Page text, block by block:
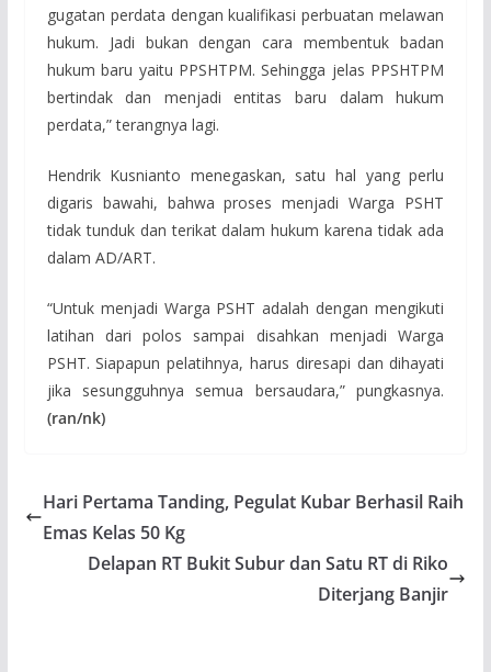
gugatan perdata dengan kualifikasi perbuatan melawan
hukum. Jadi bukan dengan cara membentuk badan
hukum baru yaitu PPSHTPM. Sehingga jelas PPSHTPM
bertindak dan menjadi entitas baru dalam hukum
perdata,” terangnya lagi.
Hendrik Kusnianto menegaskan, satu hal yang perlu
digaris bawahi, bahwa proses menjadi Warga PSHT
tidak tunduk dan terikat dalam hukum karena tidak ada
dalam AD/ART.
“Untuk menjadi Warga PSHT adalah dengan mengikuti
latihan dari polos sampai disahkan menjadi Warga
PSHT. Siapapun pelatihnya, harus diresapi dan dihayati
jika sesungguhnya semua bersaudara,” pungkasnya.
(ran/nk)
Hari Pertama Tanding, Pegulat Kubar Berhasil Raih
Emas Kelas 50 Kg
Delapan RT Bukit Subur dan Satu RT di Riko
Diterjang Banjir